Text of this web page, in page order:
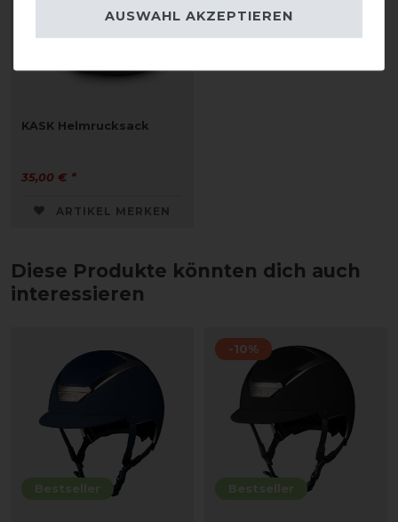
KASK Helmrucksack
35,00 € *
ARTIKEL MERKEN
Diese Produkte könnten dich auch
interessieren
Bestseller Bestseller
-10%
AUSWAHL AKZEPTIEREN